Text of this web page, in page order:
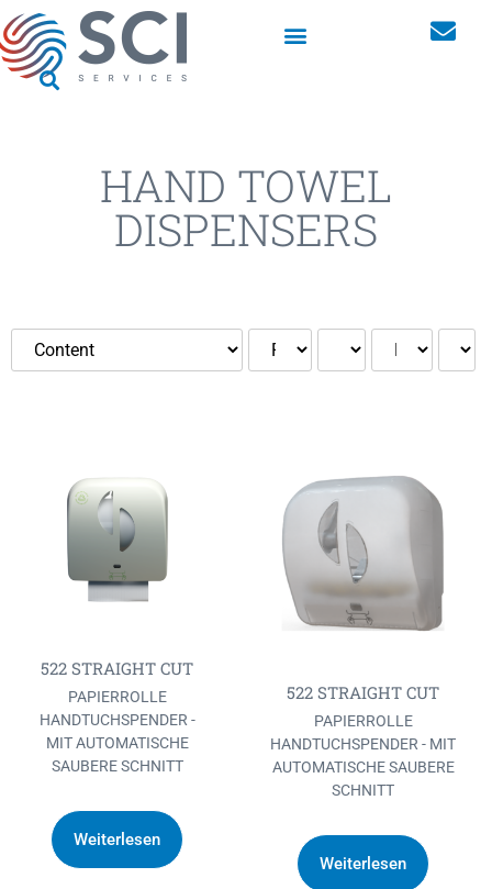
HAND TOWEL
DISPENSERS
522 STRAIGHT CUT
PAPIERROLLE
HANDTUCHSPENDER -
MIT AUTOMATISCHE
SAUBERE SCHNITT
Weiterlesen
522 STRAIGHT CUT
PAPIERROLLE
HANDTUCHSPENDER - MIT
AUTOMATISCHE SAUBERE
SCHNITT
Weiterlesen